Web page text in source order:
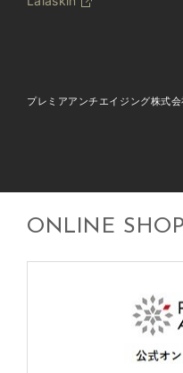
プレミアアンチエイジング株式会
ONLINE SHOP